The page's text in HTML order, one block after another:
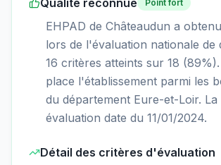
Point fort
EHPAD de Châteaudun a
lors de l'évaluation nationale de
16 critères atteints sur 18
place l'établissement parmi les
du département Eure-et-Loir. La
évaluation date du 11/01/2024.
Détail des critères d'évaluation